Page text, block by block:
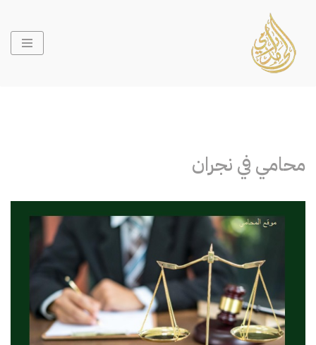
تخطى
إلى
المحتوى
محامي في نجران